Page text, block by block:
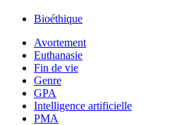
Bioéthique
Avortement
Euthanasie
Fin de vie
Genre
GPA
Intelligence artificielle
PMA